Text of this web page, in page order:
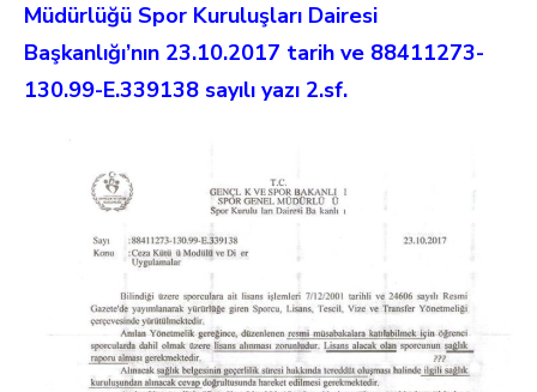
Müdürlüğü Spor Kuruluşları Dairesi
Başkanlığı’nın 23.10.2017 tarih ve 88411273-
130.99-E.339138 sayılı yazı 2.sf.